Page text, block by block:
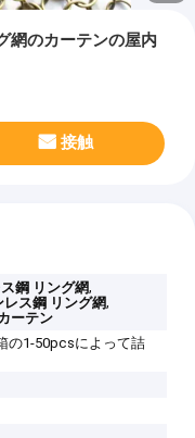
のカーテンの屋内
接触
鋼 リング網,
ス鋼 リング網,
ーテン
の1-50pcsによって詰